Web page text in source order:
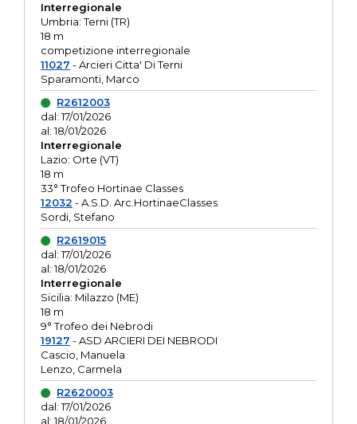
Interregionale
Umbria: Terni (TR)
18 m
competizione interregionale
11027 - Arcieri Citta' Di Terni
Sparamonti, Marco
R2612003
dal: 17/01/2026
al: 18/01/2026
Interregionale
Lazio: Orte (VT)
18 m
33° Trofeo Hortinae Classes
12032 - A.S.D. Arc.HortinaeClasses
Sordi, Stefano
R2619015
dal: 17/01/2026
al: 18/01/2026
Interregionale
Sicilia: Milazzo (ME)
18 m
9° Trofeo dei Nebrodi
19127 - ASD ARCIERI DEI NEBRODI
Cascio, Manuela
Lenzo, Carmela
R2620003
dal: 17/01/2026
al: 18/01/2026